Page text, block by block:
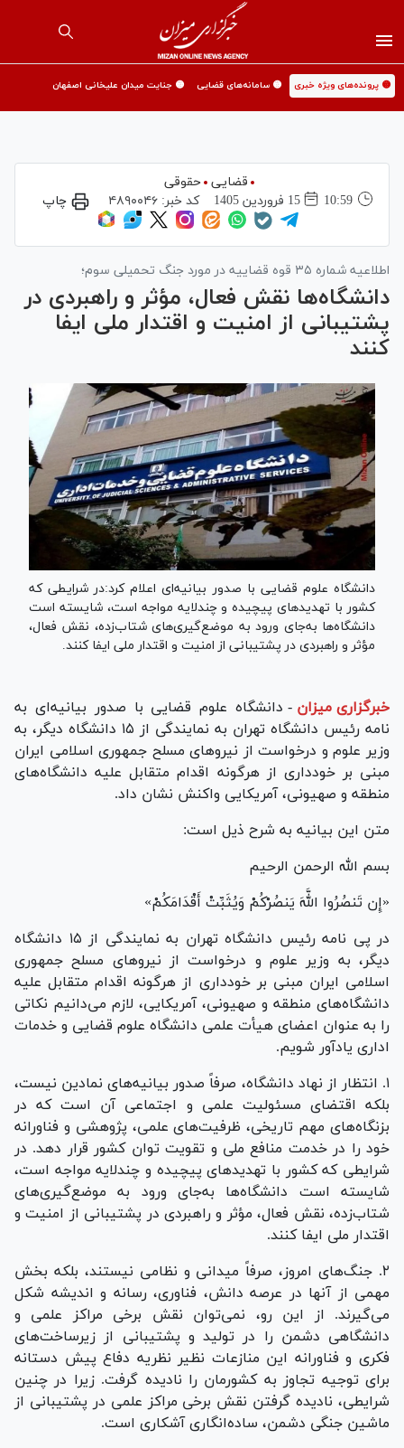
🟡 پرونده‌های ویژه خبری 🟡 سامانه‌های قضایی 🟡 جنایت میدان علیخانی اصفهان
قضایی حقوقی
10:59
15 فروردين 1405 کد خبر: ۴۸۹۰۰۴۶ چاپ
اطلاعیه شماره ۳۵ قوه قضاییه در مورد جنگ تحمیلی سوم؛
دانشگاه‌ها نقش فعال، مؤثر و راهبردی در
پشتیبانی از امنیت و اقتدار ملی ایفا
کنند
دانشگاه علوم قضایی با صدور بیانیه‌ای اعلام کرد:در شرایطی که
کشور با تهدید‌های پیچیده و چندلایه مواجه است، شایسته است
دانشگاه‌ها به‌جای ورود به موضع‌گیری‌های شتاب‌زده، نقش فعال،
مؤثر و راهبردی در پشتیبانی از امنیت و اقتدار ملی ایفا کنند.
خبرگزاری میزان - دانشگاه علوم قضایی با صدور بیانیه‌ای به
نامه رئیس دانشگاه تهران به نمایندگی از ۱۵ دانشگاه دیگر، به
وزیر علوم و درخواست از نیرو‌های مسلح جمهوری اسلامی ایران
مبنی بر خودداری از هرگونه اقدام متقابل علیه دانشگاه‌های
منطقه و صهیونی، آمریکایی واکنش نشان داد.
متن این بیانیه به شرح ذیل است:
بسم الله الرحمن الرحیم
«إِن تَنصُرُوا اللَّهَ یَنصُرْکُمْ وَیُثَبِّتْ أَقْدَامَکُمْ»
در پی نامه رئیس دانشگاه تهران به نمایندگی از ۱۵ دانشگاه
دیگر، به وزیر علوم و درخواست از نیرو‌های مسلح جمهوری
اسلامی ایران مبنی بر خودداری از هرگونه اقدام متقابل علیه
دانشگاه‌های منطقه و صهیونی، آمریکایی، لازم می‌دانیم نکاتی
را به عنوان اعضای هیأت علمی دانشگاه علوم قضایی و خدمات
اداری یادآور شویم.
١. انتظار از نهاد دانشگاه، صرفاً صدور بیانیه‌های نمادین نیست،
بلکه اقتضای مسئولیت علمی و اجتماعی آن است که در
بزنگاه‌های مهم تاریخی، ظرفیت‌های علمی، پژوهشی و فناورانه
خود را در خدمت منافع ملی و تقویت توان کشور قرار دهد. در
شرایطی که کشور با تهدید‌های پیچیده و چندلایه مواجه است،
شایسته است دانشگاه‌ها به‌جای ورود به موضع‌گیری‌های
شتاب‌زده، نقش فعال، مؤثر و راهبردی در پشتیبانی از امنیت و
اقتدار ملی ایفا کنند.
٢. جنگ‌های امروز، صرفاً میدانی و نظامی نیستند، بلکه بخش
مهمی از آنها در عرصه دانش، فناوری، رسانه و اندیشه شکل
می‌گیرند. از این رو، نمی‌توان نقش برخی مراکز علمی و
دانشگاهی دشمن را در تولید و پشتیبانی از زیرساخت‌های
فکری و فناورانه این منازعات نظیر نظریه دفاع پیش دستانه
برای توجیه تجاوز به کشورمان را نادیده گرفت. زیرا در چنین
شرایطی، نادیده گرفتن نقش برخی مراکز علمی در پشتیبانی از
ماشین جنگی دشمن، ساده‌انگاری آشکاری است.